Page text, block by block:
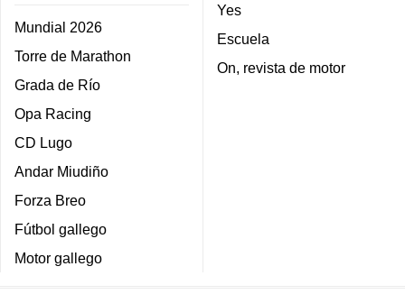
Mundial 2026
Torre de Marathon
Grada de Río
Opa Racing
CD Lugo
Andar Miudiño
Forza Breo
Fútbol gallego
Motor gallego
Yes
Escuela
On, revista de motor